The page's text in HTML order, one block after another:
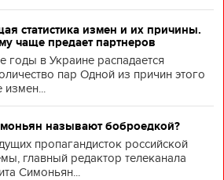
статистика измен и их причины.
чаще предает партнеров
годы в Украине распадается
пар Одной из причин этого
измен...
называют боброедкой?
пропагандисток российской
главный редактор телеканала
Симоньян...